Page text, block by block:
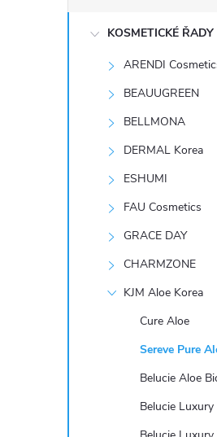
o
KOSMETICKÉ ŘADY
ARENDI
BEAUUGREEN
BELLMONA
DERMAL Korea
ESHUMI
FAU Cosmetics
GRACE DAY
CHARMZONE
KJM Aloe Korea
Cure Aloe
Sereve Pure
Belucie Aloe
Belucie Luxury